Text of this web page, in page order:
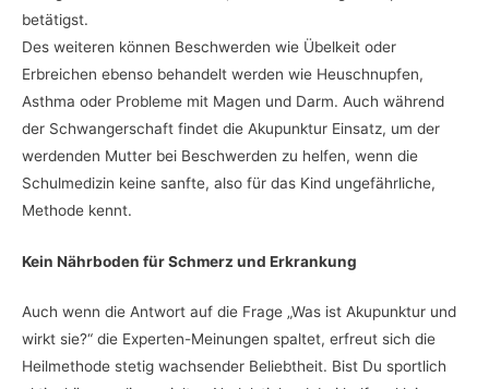
betätigst.
Des weiteren können Beschwerden wie Übelkeit oder
Erbreichen ebenso behandelt werden wie Heuschnupfen,
Asthma oder Probleme mit Magen und Darm. Auch während
der Schwangerschaft findet die Akupunktur Einsatz, um der
werdenden Mutter bei Beschwerden zu helfen, wenn die
Schulmedizin keine sanfte, also für das Kind ungefährliche,
Methode kennt.
Kein Nährboden für Schmerz und Erkrankung
Auch wenn die Antwort auf die Frage „Was ist Akupunktur und
wirkt sie?“ die Experten-Meinungen spaltet, erfreut sich die
Heilmethode stetig wachsender Beliebtheit. Bist Du sportlich